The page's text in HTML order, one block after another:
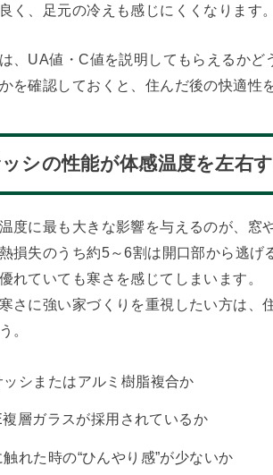
く、足元の冷えも感じにくくなります。
、UA値・C値を説明してもらえるか
を確認しておくと、住んだ後の快適性
シの性能が体感温度を左右
度に最も大きな影響を与えるのが、窓
損失のうち約5～6割は開口部から逃
れていても寒さを感じてしまいます。
さに強い家づくりを重視したい方は、
。
ッシまたはアルミ樹脂複合か
層ガラスが採用されているか
触れた時の“ひんやり感”が少ないか